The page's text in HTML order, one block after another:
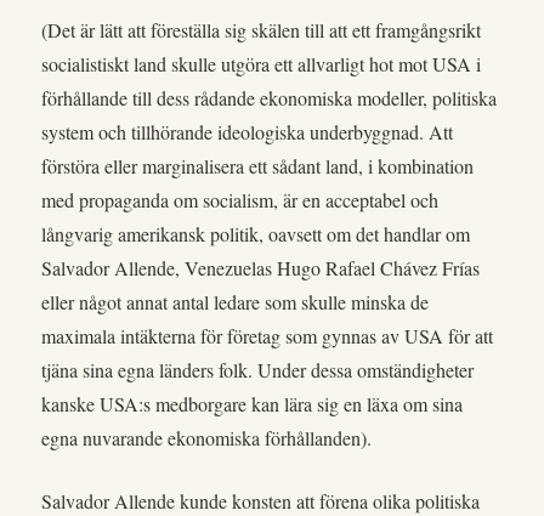
(Det är lätt att föreställa sig skälen till att ett framgångsrikt
socialistiskt land skulle utgöra ett allvarligt hot mot USA i
förhållande till dess rådande ekonomiska modeller, politiska
system och tillhörande ideologiska underbyggnad. Att
förstöra eller marginalisera ett sådant land, i kombination
med propaganda om socialism, är en acceptabel och
långvarig amerikansk politik, oavsett om det handlar om
Salvador Allende, Venezuelas Hugo Rafael Chávez Frías
eller något annat antal ledare som skulle minska de
maximala intäkterna för företag som gynnas av USA för att
tjäna sina egna länders folk. Under dessa omständigheter
kanske USA:s medborgare kan lära sig en läxa om sina
egna nuvarande ekonomiska förhållanden).
Salvador Allende kunde konsten att förena olika politiska